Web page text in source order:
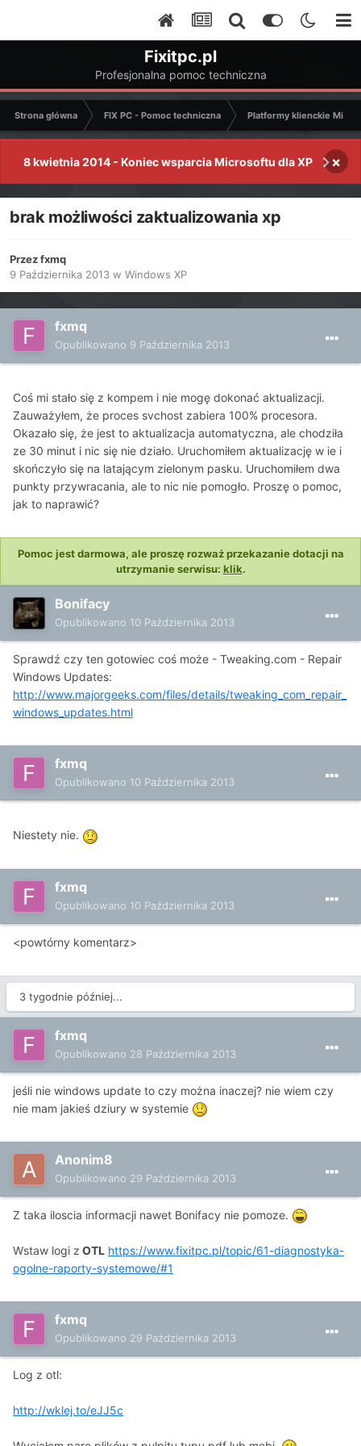
Fixitpc.pl
Profesjonalna pomoc techniczna
Strona główna FIX PC - Pomoc techniczna Platformy klienckie
8 kwietnia 2014 - Koniec wsparcia Microsoftu dla XP ×
brak możliwości zaktualizowania xp
Przezfxmq
9 Października 2013 w Windows XP
fxmq
Opublikowano 9 Października 2013
Coś mi stało się z kompem i nie mogę dokonać aktualizacji.
Zauważyłem, że proces svchost zabiera 100% procesora.
Okazało się, że jest to aktualizacja automatyczna, ale chodziła
ze 30 minut i nic się nie działo. Uruchomiłem aktualizację w ie i
skończyło się na latającym zielonym pasku. Uruchomiłem dwa
punkty przywracania, ale to nic nie pomogło. Proszę o pomoc,
jak to naprawić?
Pomoc jest darmowa, ale proszę rozważ przekazanie dotacji na
utrzymanie serwisu: klik.
Bonifacy
Opublikowano 10 Października 2013
Sprawdź czy ten gotowiec coś może - Tweaking.com - Repair
Windows Updates:
http://www.majorgeeks.com/files/details/tweaking_com_repair_
windows_updates.html
fxmq
Opublikowano 10 Października 2013
Niestety nie.
fxmq
Opublikowano 10 Października 2013
<powtórny komentarz>
3 tygodnie później...
fxmq
Opublikowano 28 Października 2013
jeśli nie windows update to czy można inaczej? nie wiem czy
nie mam jakieś dziury w systemie
Anonim8
Opublikowano 29 Października 2013
Z taka iloscia informacji nawet Bonifacy nie pomoze.
Wstaw logi z OTL https://www.fixitpc.pl/topic/61-diagnostyka-
ogolne-raporty-systemowe/#1
fxmq
Opublikowano 29 Października 2013
Log z otl:
http://wklej.to/eJJ5c